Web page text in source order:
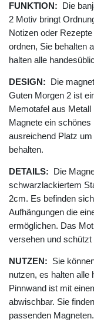
FUNKTION: Die
2 Motiv bringt
Notizen oder
ordnen, Sie behalten
halten alle
DESIGN: Die
Guten Morgen 2 ist
Memotafel aus
Magnete ein
ausreichend Platz
behalten.
DETAILS: Die
schwarzlackiertem
2cm. Es befinden
Aufhängungen die
ermöglichen. Das
versehen und
NUTZEN: Sie
nutzen, es halten alle
Pinnwand ist mit
abwischbar. Sie
passenden Magneten.